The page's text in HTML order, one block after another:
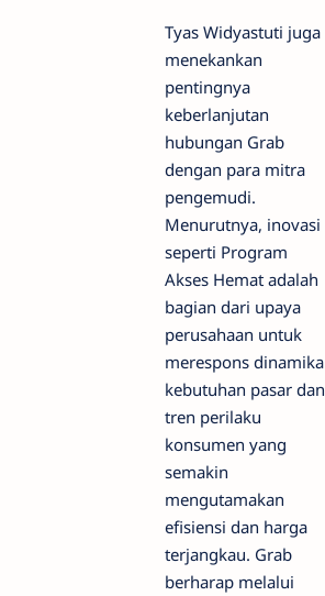
Tyas Widyastuti juga
menekankan
pentingnya
keberlanjutan
hubungan Grab
dengan para mitra
pengemudi.
Menurutnya, inovasi
seperti Program
Akses Hemat adalah
bagian dari upaya
perusahaan untuk
merespons dinamika
kebutuhan pasar dan
tren perilaku
konsumen yang
semakin
mengutamakan
efisiensi dan harga
terjangkau. Grab
berharap melalui